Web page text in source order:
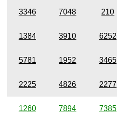
3346 7048 210
1384 3910 6252
5781 1952 3465
2225 4826 2277
1260 7894 7385